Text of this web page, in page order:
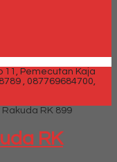
11, Pemecutan Kaja
, 087769684700,
RK 899
RK